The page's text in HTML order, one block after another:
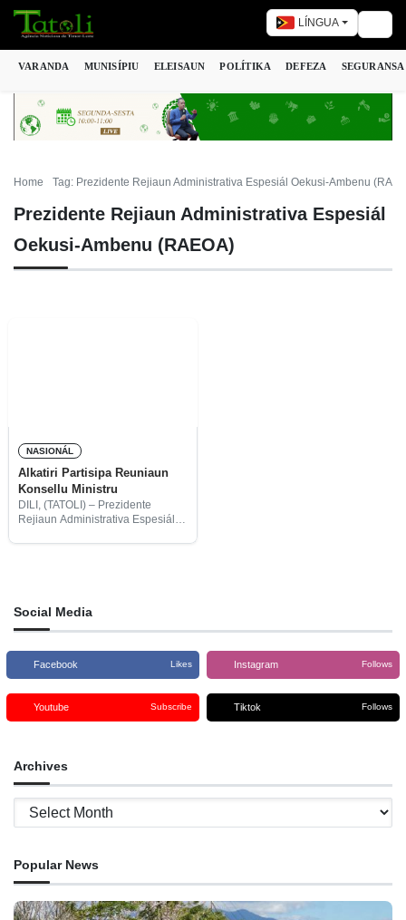
LÍNGUA
VARANDA MUNISÍPIU ELEISAUN POLÍTIKA DEFEZA SEGURANSA
Home Tag: Prezidente Rejiaun Administrativa Espesiál Oekusi-Ambenu
Prezidente Rejiaun Administrativa Espesiál
Oekusi-Ambenu (RAEOA)
NASIONÁL
Alkatiri Partisipa Reuniaun
Konsellu Ministru
DILI, (TATOLI) – Prezidente
Rejiaun Administrativa Espesiál
Social Media
Facebook Likes Instagram Follows
Youtube Subscribe Tiktok Follows
Archives
Archives
Popular News